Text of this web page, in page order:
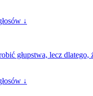
↓
głupstwa, lecz dlatego,
↓